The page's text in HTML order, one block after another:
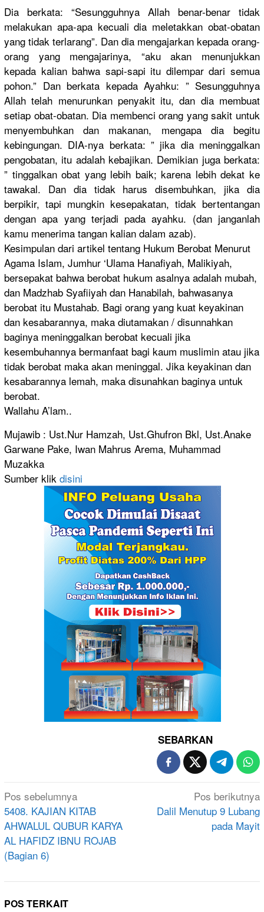
Dia berkata: “Sesungguhnya Allah benar-benar tidak
melakukan apa-apa kecuali dia meletakkan obat-obatan
yang tidak terlarang”. Dan dia mengajarkan kepada orang-
orang yang mengajarinya, “aku akan menunjukkan
kepada kalian bahwa sapi-sapi itu dilempar dari semua
pohon.” Dan berkata kepada Ayahku: ” Sesungguhnya
Allah telah menurunkan penyakit itu, dan dia membuat
setiap obat-obatan. Dia membenci orang yang sakit untuk
menyembuhkan dan makanan, mengapa dia begitu
kebingungan. DIA-nya berkata: ” jika dia meninggalkan
pengobatan, itu adalah kebajikan. Demikian juga berkata:
” tinggalkan obat yang lebih baik; karena lebih dekat ke
tawakal. Dan dia tidak harus disembuhkan, jika dia
berpikir, tapi mungkin kesepakatan, tidak bertentangan
dengan apa yang terjadi pada ayahku. (dan janganlah
kamu menerima tangan kalian dalam azab).
Kesimpulan dari artikel tentang Hukum Berobat Menurut
Agama Islam, Jumhur ‘Ulama Hanafiyah, Malikiyah,
bersepakat bahwa berobat hukum asalnya adalah mubah,
dan Madzhab Syafiiyah dan Hanabilah, bahwasanya
berobat itu Mustahab. Bagi orang yang kuat keyakinan
dan kesabarannya, maka diutamakan / disunnahkan
baginya meninggalkan berobat kecuali jika
kesembuhannya bermanfaat bagi kaum muslimin atau jika
tidak berobat maka akan meninggal. Jika keyakinan dan
kesabarannya lemah, maka disunahkan baginya untuk
berobat.
Wallahu A’lam..
Mujawib : Ust.Nur Hamzah, Ust.Ghufron Bkl, Ust.Anake
Garwane Pake, Iwan Mahrus Arema, Muhammad
Muzakka
Sumber klik disini
SEBARKAN
Navigasi
pos
Pos sebelumnya
5408. KAJIAN KITAB
AHWALUL QUBUR KARYA
AL HAFIDZ IBNU ROJAB
(Bagian 6)
Pos berikutnya
Dalil Menutup 9 Lubang
pada Mayit
POS TERKAIT